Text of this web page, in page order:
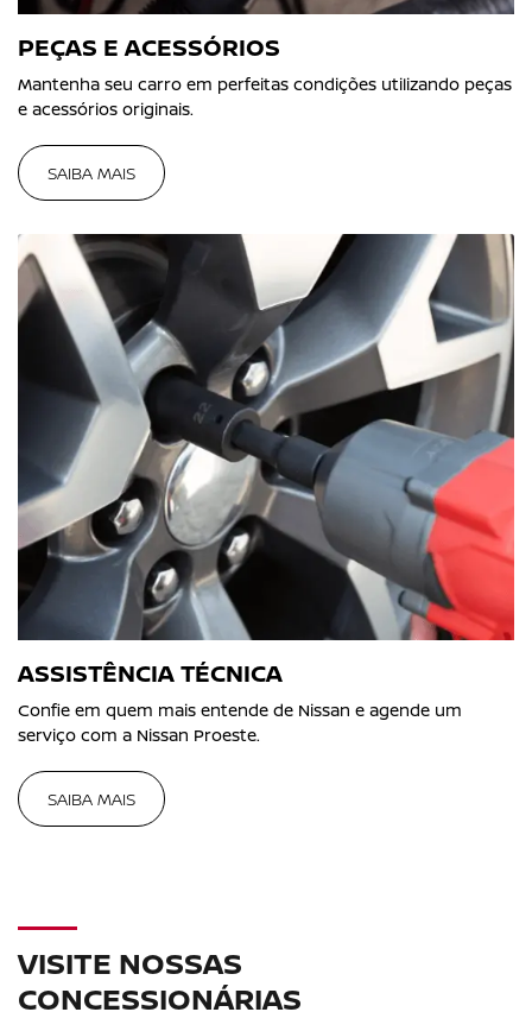
PEÇAS E ACESSÓRIOS
Mantenha seu carro em perfeitas condições utilizando peças
e acessórios originais.
SAIBA MAIS
ASSISTÊNCIA TÉCNICA
Confie em quem mais entende de Nissan e agende um
serviço com a Nissan Proeste.
SAIBA MAIS
VISITE NOSSAS
CONCESSIONÁRIAS